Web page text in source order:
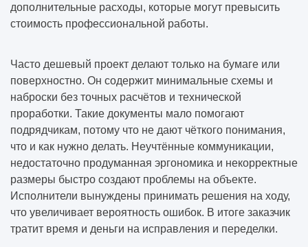
дополнительные расходы, которые могут превысить
стоимость профессиональной работы.
Часто дешевый проект делают только на бумаге или
поверхностно. Он содержит минимальные схемы и
наброски без точных расчётов и технической
проработки. Такие документы мало помогают
подрядчикам, потому что не дают чёткого понимания,
что и как нужно делать. Неучтённые коммуникации,
недостаточно продуманная эргономика и некорректные
размеры быстро создают проблемы на объекте.
Исполнители вынуждены принимать решения на ходу,
что увеличивает вероятность ошибок. В итоге заказчик
тратит время и деньги на исправления и переделки.